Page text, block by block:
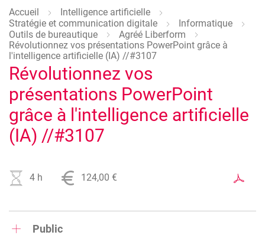
Fil
d'Ariane
Accueil
Intelligence artificielle
Stratégie et communication digitale
Informatique
Outils de bureautique
Agréé Liberform
Révolutionnez vos présentations PowerPoint grâce à
l'intelligence artificielle (IA) //#3107
Révolutionnez vos
présentations PowerPoint
grâce à l'intelligence artificielle
(IA) //#3107
4 h 124,00 €
Public